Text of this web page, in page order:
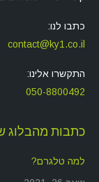
כתבו לנו:
contact@ky1.co.il
התקשרו אלינו:
050-8800492
כתבות מהבלוג
למה טלגרם?